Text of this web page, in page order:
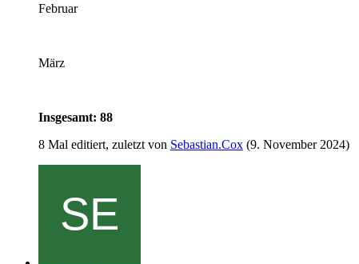
Februar
März
Insgesamt: 88
8 Mal editiert, zuletzt von Sebastian.Cox (9. November 2024)